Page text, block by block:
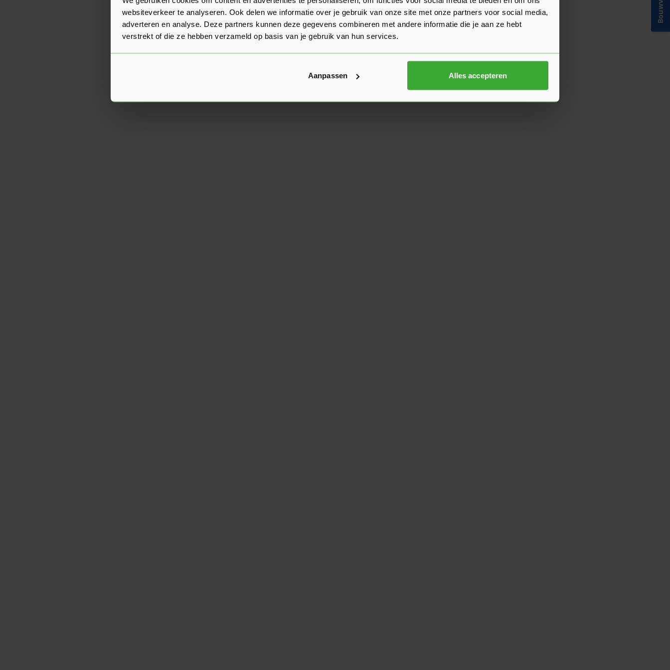
websiteverkeer te analyseren. Ook delen we informatie over je gebruik van onze site met onze partners voor social media,
adverteren en analyse. Deze partners kunnen deze gegevens combineren met andere informatie die je aan ze hebt
verstrekt of die ze hebben verzameld op basis van je gebruik van hun services.
Aanpassen Alles accepteren